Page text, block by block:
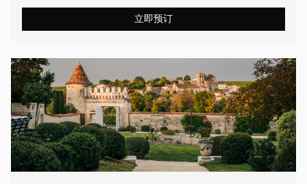
立即预订